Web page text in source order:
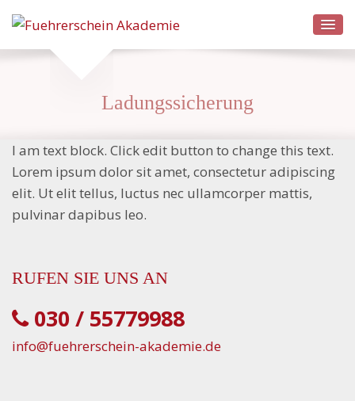
Ladungssicherung
I am text block. Click edit button to change this text.
Lorem ipsum dolor sit amet, consectetur adipiscing
elit. Ut elit tellus, luctus nec ullamcorper mattis,
pulvinar dapibus leo.
RUFEN SIE UNS AN
030 / 55779988
info@fuehrerschein-akademie.de